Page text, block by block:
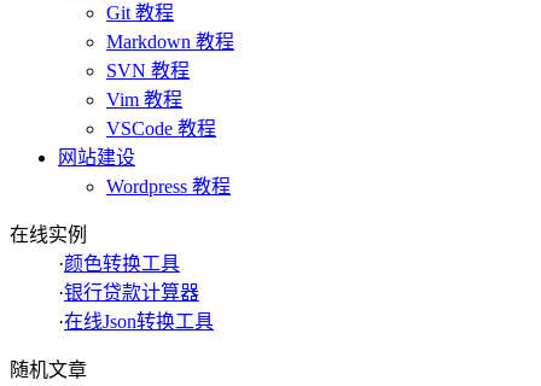
Git 教程
Markdown 教程
SVN 教程
Vim 教程
VSCode 教程
网站建设
Wordpress 教程
在线实例
·颜色转换工具
·银行贷款计算器
·在线Json转换工具
随机文章